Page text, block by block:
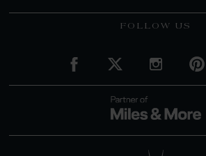
FOLLOW US